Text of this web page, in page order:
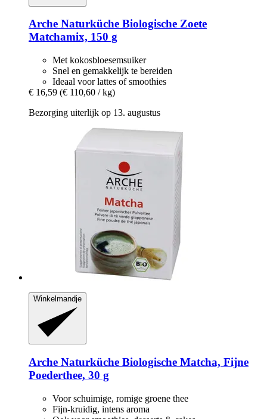
Arche Naturküche Biologische Zoete
Matchamix, 150 g
Met kokosbloesemsuiker
Snel en gemakkelijk te bereiden
Ideaal voor lattes of smoothies
€ 16,59 (€ 110,60 / kg)
Bezorging uiterlijk op 13. augustus
Winkelmandje
Arche Naturküche Biologische Matcha, Fijne
Poederthee, 30 g
Voor schuimige, romige groene thee
Fijn-kruidig, intens aroma